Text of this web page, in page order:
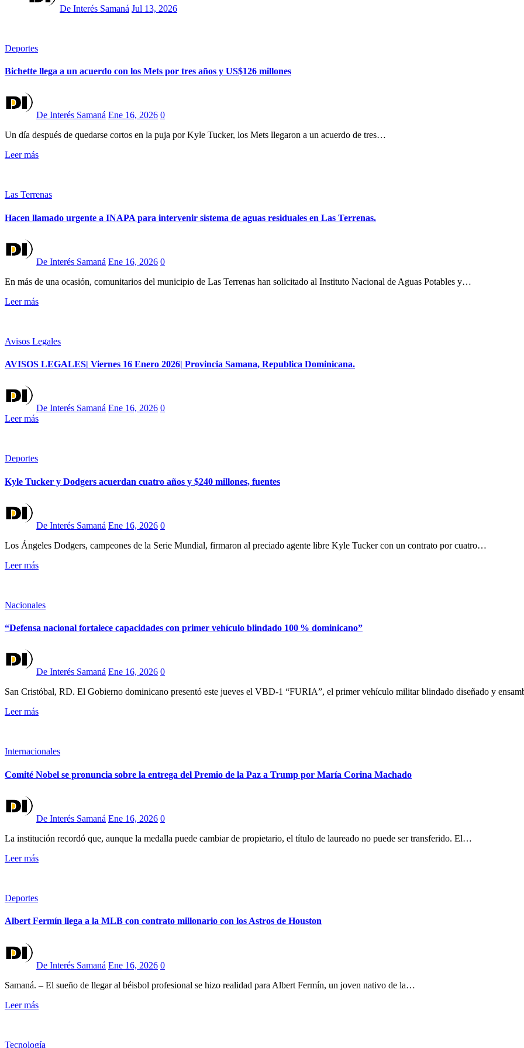
De Interés Samaná Jul 13, 2026
Deportes
Bichette llega a un acuerdo con los Mets por tres años y US$126 millones
De Interés Samaná Ene 16, 2026 0
Un día después de quedarse cortos en la puja por Kyle Tucker, los Mets llegaron a un acuerdo de tres…
Leer más
Las Terrenas
Hacen llamado urgente a INAPA para intervenir sistema de aguas residuales en Las Terrenas.
De Interés Samaná Ene 16, 2026 0
En más de una ocasión, comunitarios del municipio de Las Terrenas han solicitado al Instituto Nacional de Aguas Potables y…
Leer más
Avisos Legales
AVISOS LEGALES| Viernes 16 Enero 2026| Provincia Samana, Republica Dominicana.
De Interés Samaná Ene 16, 2026 0
Leer más
Deportes
Kyle Tucker y Dodgers acuerdan cuatro años y $240 millones, fuentes
De Interés Samaná Ene 16, 2026 0
Los Ángeles Dodgers, campeones de la Serie Mundial, firmaron al preciado agente libre Kyle Tucker con un contrato por cuatro…
Leer más
Nacionales
“Defensa nacional fortalece capacidades con primer vehículo blindado 100 % dominicano”
De Interés Samaná Ene 16, 2026 0
San Cristóbal, RD. El Gobierno dominicano presentó este jueves el VBD‑1 “FURIA”, el primer vehículo militar blindado diseñado y
Leer más
Internacionales
Comité Nobel se pronuncia sobre la entrega del Premio de la Paz a Trump por María Corina Machado
De Interés Samaná Ene 16, 2026 0
La institución recordó que, aunque la medalla puede cambiar de propietario, el título de laureado no puede ser transferido. El…
Leer más
Deportes
Albert Fermín llega a la MLB con contrato millonario con los Astros de Houston
De Interés Samaná Ene 16, 2026 0
Samaná. – El sueño de llegar al béisbol profesional se hizo realidad para Albert Fermín, un joven nativo de la…
Leer más
Tecnología